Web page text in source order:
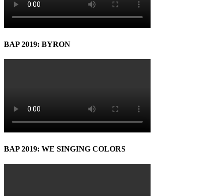
BAP 2019: BYRON
BAP 2019: WE SINGING COLORS